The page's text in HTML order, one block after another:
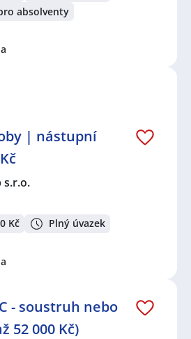
absolventy
| nástupní
s.r.o.
Kč Plný úvazek
- soustruh nebo
52 000 Kč)